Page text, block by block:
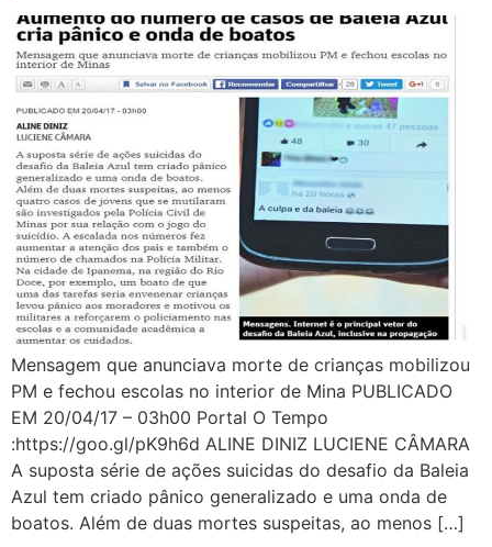
Mensagem que anunciava morte de crianças mobilizou
PM e fechou escolas no interior de Mina PUBLICADO
EM 20/04/17 – 03h00 Portal O Tempo
:https://goo.gl/pK9h6d ALINE DINIZ LUCIENE CÂMARA
A suposta série de ações suicidas do desafio da Baleia
Azul tem criado pânico generalizado e uma onda de
boatos. Além de duas mortes suspeitas, ao menos […]